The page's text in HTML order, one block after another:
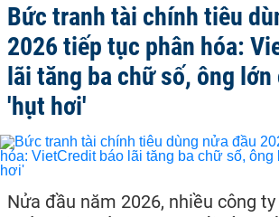
Bức tranh tài chính tiêu
2026 tiếp tục phân hóa:
lãi tăng ba chữ số, ông lớn
'hụt hơi'
Nửa đầu năm 2026, nhiều công